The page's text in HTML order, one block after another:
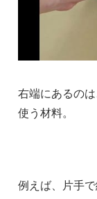
右端にあるの
使う材料。
例えば、片手で